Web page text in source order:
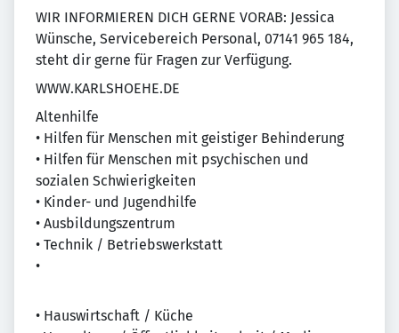
WIR INFORMIEREN DICH GERNE VORAB: Jessica
Wünsche, Servicebereich Personal, 07141 965 184,
steht dir gerne für Fragen zur Verfügung.
WWW.KARLSHOEHE.DE
Altenhilfe
• Hilfen für Menschen mit geistiger Behinderung
• Hilfen für Menschen mit psychischen und
sozialen Schwierigkeiten
• Kinder- und Jugendhilfe
• Ausbildungszentrum
• Technik / Betriebswerkstatt
•
• Hauswirtschaft / Küche